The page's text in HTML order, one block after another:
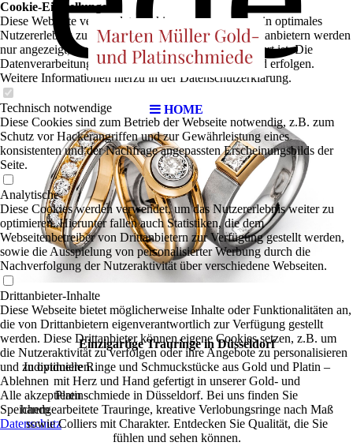
HOME
Einzigartige Trauringe in Düsseldorf
Individuelle Ringe und Schmuckstücke aus Gold und Platin –
mit Herz und Hand gefertigt in unserer Gold- und
Platinschmiede in Düsseldorf. Bei uns finden Sie
handgearbeitete Trauringe, kreative Verlobungsringe nach Maß
sowie Colliers mit Charakter. Entdecken Sie Qualität, die Sie
fühlen und sehen können.
Cookie-Einstellungen
Diese Webseite verwendet Cookies, um Besuchern ein optimales
Nutzererlebnis zu bieten. Bestimmte Inhalte von Drittanbietern werden
nur angezeigt, wenn die entsprechende Option aktiviert ist. Die
Datenverarbeitung kann dann auch in einem Drittland erfolgen.
Weitere Informationen hierzu in der Datenschutzerklärung.
Technisch notwendige
Diese Cookies sind zum Betrieb der Webseite notwendig, z.B. zum
Schutz vor Hackerangriffen und zur Gewährleistung eines
konsistenten und der Nachfrage angepassten Erscheinungsbilds der
Seite.
Analytische
Diese Cookies werden verwendet, um das Nutzererlebnis weiter zu
optimieren. Hierunter fallen auch Statistiken, die dem
Webseitenbetreiber von Drittanbietern zur Verfügung gestellt werden,
sowie die Ausspielung von personalisierter Werbung durch die
Nachverfolgung der Nutzeraktivität über verschiedene Webseiten.
Drittanbieter-Inhalte
Diese Webseite bietet möglicherweise Inhalte oder Funktionalitäten an,
die von Drittanbietern eigenverantwortlich zur Verfügung gestellt
werden. Diese Drittanbieter können eigene Cookies setzen, z.B. um
die Nutzeraktivität zu verfolgen oder ihre Angebote zu personalisieren
und zu optimieren.
Ablehnen
Alle akzeptieren
Speichern
Datenschutz